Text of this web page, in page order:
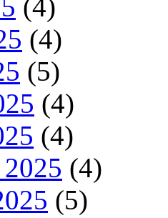
(4)
(4)
(5)
(4)
(4)
(4)
(5)